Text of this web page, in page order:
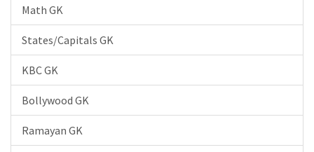
Math GK
States/Capitals GK
KBC GK
Bollywood GK
Ramayan GK